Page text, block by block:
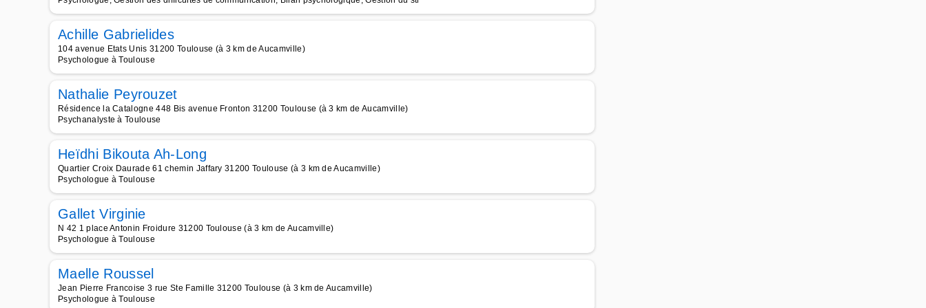
Achille Gabrielides
104 avenue Etats Unis 31200 Toulouse (à 3 km de Aucamville)
Psychologue à Toulouse
Nathalie Peyrouzet
Résidence la Catalogne 448 Bis avenue Fronton 31200 Toulouse (à 3 km de Aucamville)
Psychanalyste à Toulouse
Heïdhi Bikouta Ah-Long
Quartier Croix Daurade 61 chemin Jaffary 31200 Toulouse (à 3 km de Aucamville)
Psychologue à Toulouse
Gallet Virginie
N 42 1 place Antonin Froidure 31200 Toulouse (à 3 km de Aucamville)
Psychologue à Toulouse
Maelle Roussel
Jean Pierre Francoise 3 rue Ste Famille 31200 Toulouse (à 3 km de Aucamville)
Psychologue à Toulouse